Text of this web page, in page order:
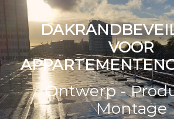
VOOR
Ontwerp -
Montage